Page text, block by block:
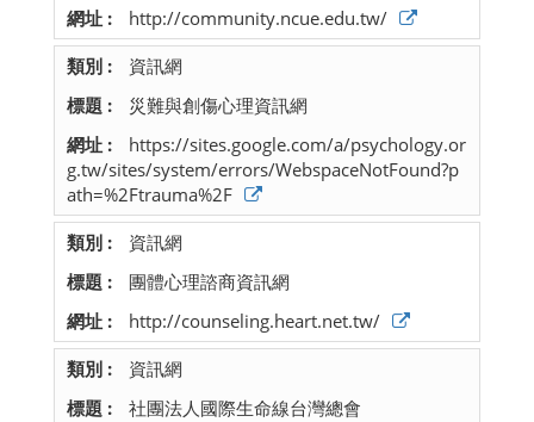
http://community.ncue.edu.tw/
資訊網
災難與創傷心理資訊網
https://sites.google.com/a/psychology.or
g.tw/sites/system/errors/WebspaceNotFound?p
ath=%2Ftrauma%2F
資訊網
團體心理諮商資訊網
http://counseling.heart.net.tw/
資訊網
社團法人國際生命線台灣總會